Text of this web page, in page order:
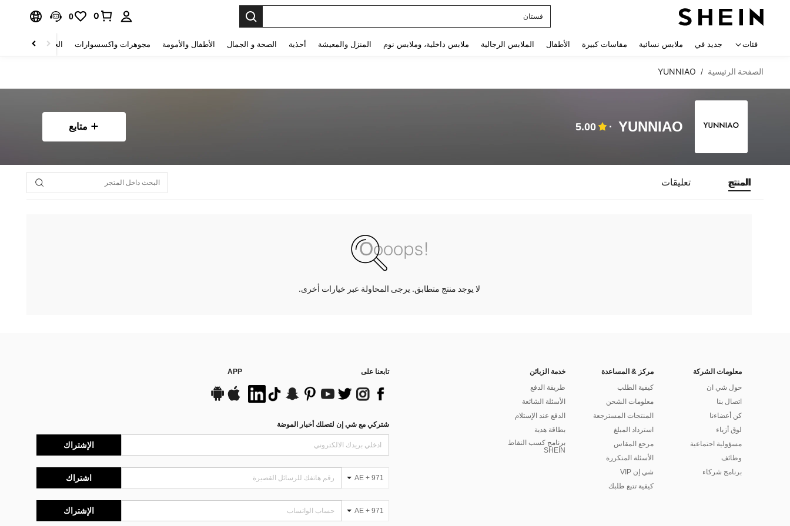
فستان
0
0
فئات جديد في ملابس نسائية مقاسات كبيرة الأطفال الملابس الرجالية ملابس داخلية، وملابس نوم المنزل والمعيشة أحذية الصحة و الجمال الأطفال والأمومة مجوهرات واكسسوارات الحقائب والأمتعة
الصفحة الرئيسية /
YUNNIAO
YUNNIAO
5.00 متابع
المنتج تعليقات
لا يوجد منتج متطابق. يرجى المحاولة عبر خيارات أخرى.
معلومات الشركة
حول شي ان
اتصال بنا
كن أعضاءنا
لوق أزياء
مسؤولية اجتماعية
وظائف
برنامج شركاء
مركز & المساعدة
كيفية الطلب
معلومات الشحن
المنتجات المسترجعة
استرداد المبلغ
مرجع المقاس
الأسئلة المتكررة
شي إن VIP
كيفية تتبع طلبك
خدمة الزبائن
طريقة الدفع
الأسئلة الشائعة
الدفع عند الإستلام
بطاقة هدية
برنامج كسب النقاط
SHEIN
تابعنا على APP
شتركي مع شي إن لتصلك أخبار الموضة
الإشتراك
AE + 971 اشتراك
AE + 971 الإشتراك